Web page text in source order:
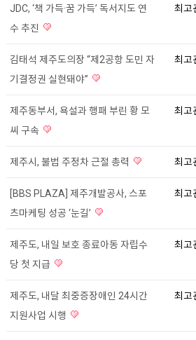
JDC, ‘책 가득·꿈 가득’ 독서지도 연
수 추진
최고
김태석 제주도의장 “제2공항 도민 자
기결정권 실현돼야”
최고
제주동부서, 욕설과 행패 부린 황 모
씨 구속
최고
제주시, 불법 주정차 근절 총력 최고
[BBS PLAZA] 제주개발공사, 스포
츠마케팅 성공 ‘눈길’
최고
제주도, 내일 보호 종료아동 자립수
당 첫 지급
최고
제주도, 내달 최중증장애인 24시간
지원사업 시행
최고